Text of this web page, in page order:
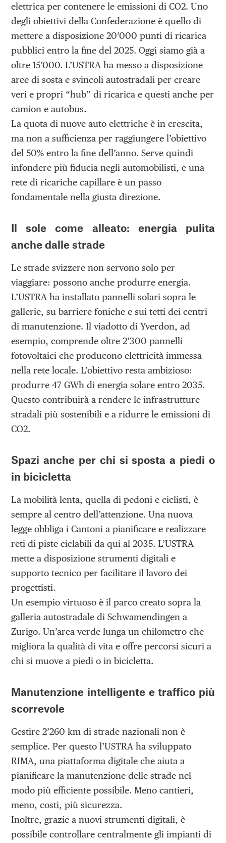
elettrica per contenere le emissioni di CO2. Uno
degli obiettivi della Confederazione è quello di
mettere a disposizione 20’000 punti di ricarica
pubblici entro la fine del 2025. Oggi siamo già a
oltre 15’000. L’USTRA ha messo a disposizione
aree di sosta e svincoli autostradali per creare
veri e propri “hub” di ricarica e questi anche per
camion e autobus.
La quota di nuove auto elettriche è in crescita,
ma non a sufficienza per raggiungere l’obiettivo
del 50% entro la fine dell’anno. Serve quindi
infondere più fiducia negli automobilisti, e una
rete di ricariche capillare è un passo
fondamentale nella giusta direzione.
Il sole come alleato: energia pulita
anche dalle strade
Le strade svizzere non servono solo per
viaggiare: possono anche produrre energia.
L’USTRA ha installato pannelli solari sopra le
gallerie, su barriere foniche e sui tetti dei centri
di manutenzione. Il viadotto di Yverdon, ad
esempio, comprende oltre 2’300 pannelli
fotovoltaici che producono elettricità immessa
nella rete locale. L’obiettivo resta ambizioso:
produrre 47 GWh di energia solare entro 2035.
Questo contribuirà a rendere le infrastrutture
stradali più sostenibili e a ridurre le emissioni di
CO2.
Spazi anche per chi si sposta a piedi o
in bicicletta
La mobilità lenta, quella di pedoni e ciclisti, è
sempre al centro dell’attenzione. Una nuova
legge obbliga i Cantoni a pianificare e realizzare
reti di piste ciclabili da qui al 2035. L’USTRA
mette a disposizione strumenti digitali e
supporto tecnico per facilitare il lavoro dei
progettisti.
Un esempio virtuoso è il parco creato sopra la
galleria autostradale di Schwamendingen a
Zurigo. Un’area verde lunga un chilometro che
migliora la qualità di vita e offre percorsi sicuri a
chi si muove a piedi o in bicicletta.
Manutenzione intelligente e traffico più
scorrevole
Gestire 2’260 km di strade nazionali non è
semplice. Per questo l’USTRA ha sviluppato
RIMA, una piattaforma digitale che aiuta a
pianificare la manutenzione delle strade nel
modo più efficiente possibile. Meno cantieri,
meno, costi, più sicurezza.
Inoltre, grazie a nuovi strumenti digitali, è
possibile controllare centralmente gli impianti di